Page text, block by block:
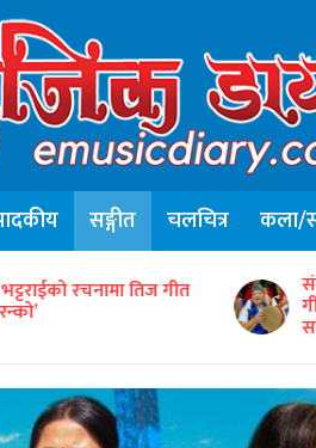
सङ्गीत चलचित्र कला/
रानाको स्वरमा रहेको कौरा
छ कि गुलियो’को भिडिओ